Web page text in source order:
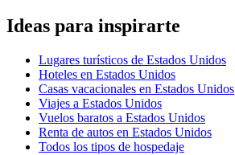
Ideas para inspirarte
Lugares turísticos de Estados Unidos
Hoteles en Estados Unidos
Casas vacacionales en Estados Unidos
Viajes a Estados Unidos
Vuelos baratos a Estados Unidos
Renta de autos en Estados Unidos
Todos los tipos de hospedaje